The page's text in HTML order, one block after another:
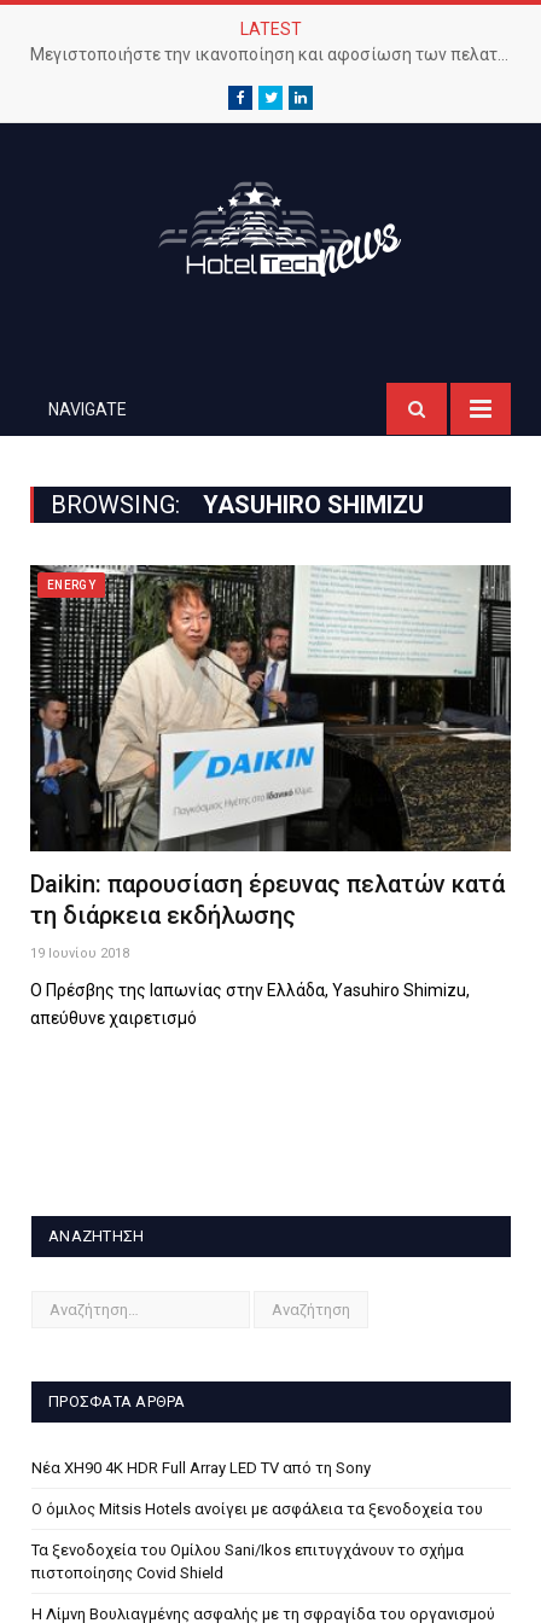
LATEST
Μεγιστοποιήστε την ικανοποίηση και αφοσίωση των πελατών με προηγμένο Wi-Fi δίκτυο
Facebook
TwitterLinkedIn
NAVIGATE
BROWSING: YASUHIRO SHIMIZU
ENERGY
Daikin: παρουσίαση έρευνας πελατών κατά
τη διάρκεια εκδήλωσης
19 Ιουνίου 2018
Ο Πρέσβης της Ιαπωνίας στην Ελλάδα, Yasuhiro Shimizu,
απεύθυνε χαιρετισμό
ΑΝΑΖΉΤΗΣΗ
ΠΡΌΣΦΑΤΑ ΆΡΘΡΑ
Νέα XH90 4K HDR Full Array LED TV από τη Sony
Ο όμιλος Mitsis Hotels ανοίγει με ασφάλεια τα ξενοδοχεία του
Τα ξενοδοχεία του Ομίλου Sani/Ikos επιτυγχάνουν το σχήμα
πιστοποίησης Covid Shield
H Λίμνη Βουλιαγμένης ασφαλής με τη σφραγίδα του οργανισμού